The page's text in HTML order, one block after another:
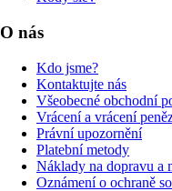
O nás
Kdo jsme?
Kontaktujte nás
Všeobecné obchodní
Vrácení a vrácení
Právní upozornění
Platební metody
Náklady na dopravu a
Oznámení o ochraně